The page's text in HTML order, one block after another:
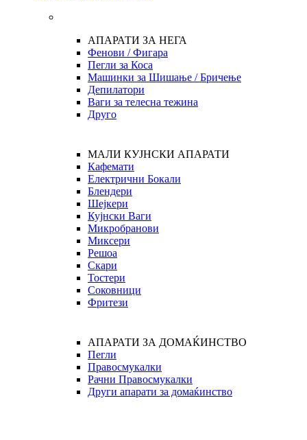
АПАРАТИ ЗА НЕГА
Фенови / Фигара
Пегли за Коса
Машинки за Шишање / Бричење
Депилатори
Ваги за телесна тежина
Друго
МАЛИ КУЈНСКИ АПАРАТИ
Кафемати
Електрични Бокали
Блендери
Шејкери
Кујнски Ваги
Микробранови
Миксери
Решоа
Скари
Тостери
Соковници
Фритези
АПАРАТИ ЗА ДОМАЌИНСТВО
Пегли
Правосмукалки
Рачни Правосмукалки
Други апарати за домаќинство